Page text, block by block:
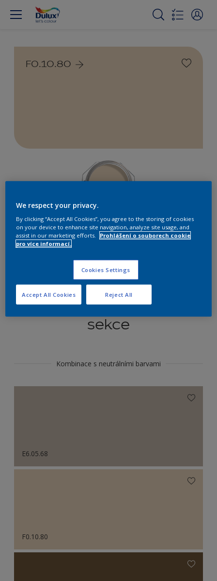
F0.10.80
Najít výrobek v tomto odstínu
Koordinovat barevné
sekce
Kombinace s neutrálními barvami
E6.05.68
F0.10.80
We respect your privacy.
By clicking “Accept All Cookies”, you agree to the storing of cookies
on your device to enhance site navigation, analyze site usage, and
assist in our marketing efforts.
Prohlášení o souborech cookie
pro více informací.
Cookies Settings
Reject All
Accept All Cookies